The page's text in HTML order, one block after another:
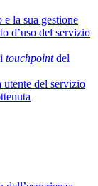
la sua gestione
d’uso del servizio
touchpointdel
utente del servizio